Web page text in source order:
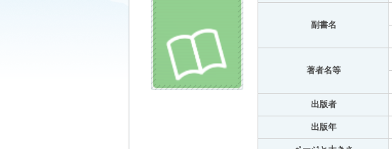
副書名
著者名等
出版者
出版年